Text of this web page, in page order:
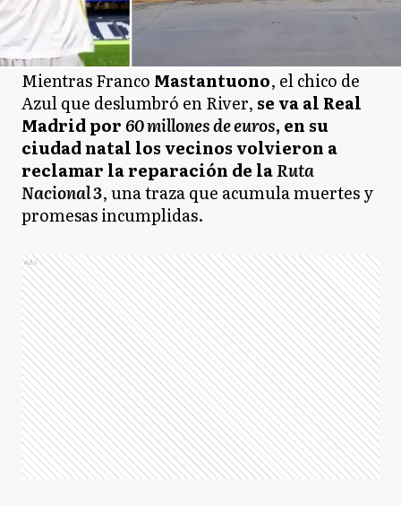
Mientras Franco Mastantuono, el chico de
Azul que deslumbró en River, se va al Real
Madrid por60 millones de euros, en su
ciudad natal los vecinos volvieron a
reclamar la reparación de laRuta
Nacional 3, una traza que acumula muertes y
promesas incumplidas.
Ads